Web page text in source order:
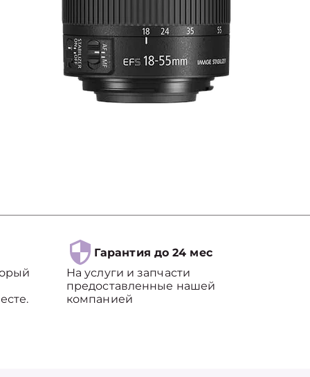
Гарантия до 24 мес
На услуги и запчасти
предоставленные нашей
компанией